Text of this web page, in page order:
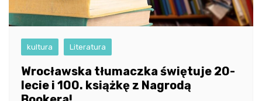
kultura Literatura
Wrocławska tłumaczka świętuje 20-
lecie i 100. książkę z Nagrodą